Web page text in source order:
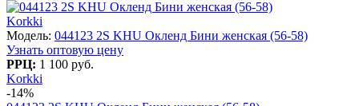
Korkki
Модель: 044123 2S KHU Окленд Бини женская (56-58)
Узнать оптовую цену
РРЦ: 1 100 руб.
Korkki
-14%